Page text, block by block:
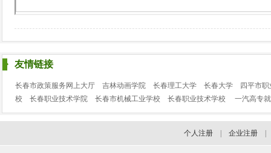
友情链接
长春市政策服务网上大厅 吉林动画学院 长春理工大学 长春大学
四平市
校
长春职业技术学院 长春市机械工业学校 长春职业技术学校 一汽高专
个人注册 企业注册